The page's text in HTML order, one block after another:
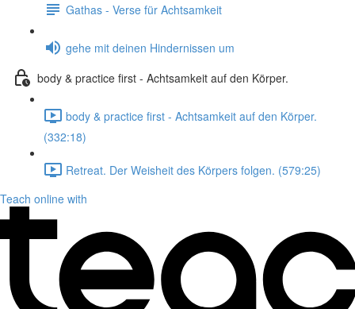
Gathas - Verse für Achtsamkeit
gehe mit deinen Hindernissen um
body & practice first - Achtsamkeit auf den Körper.
body & practice first - Achtsamkeit auf den Körper.
(332:18)
Retreat. Der Weisheit des Körpers folgen. (579:25)
Teach online with